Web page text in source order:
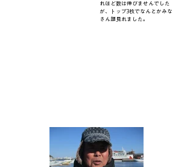
れほど数は伸びませんでした
が、トップ3枚でなんとかみな
さん顔見れました。